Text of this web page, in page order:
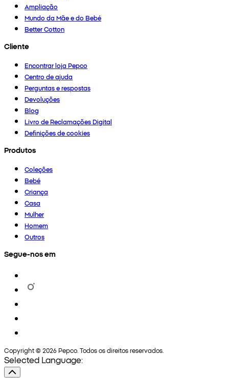
Ampliação
Mundo da Mãe e do Bebé
Better Cotton
Cliente
Encontrar loja Pepco
Centro de ajuda
Perguntas e respostas
Devoluções
Blog
Livro de Reclamações Digital
Definições de cookies
Produtos
Coleções
Bebé
Criança
Casa
Mulher
Homem
Outros
Segue-nos em
Copyright © 2026 Pepco. Todos os direitos reservados.
Selected Language: